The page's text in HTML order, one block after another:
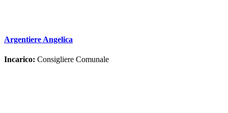
Argentiere Angelica
Incarico: Consigliere Comunale